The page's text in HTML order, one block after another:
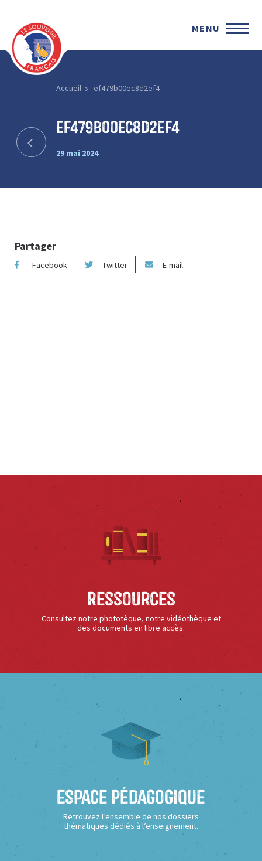
MENU
Accueil ef479b00ec8d2ef4
ef479b00ec8d2ef4
29 mai 2024
Partager
Facebook Twitter E-mail
Ressources
Consultez notre phototèque, notre vidéothèque et
des documents en libre accès.
Espace Pédagogique
Retrouvez l’ensemble de nos dossiers
thématiques dédiés à l’enseignement.